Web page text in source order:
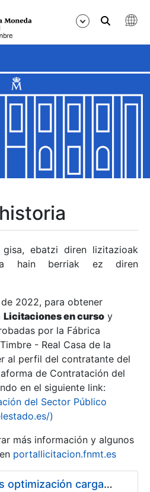
ebatzi diren lizitazioak
hain berriak ez diren
2022, para obtener
Licitaciones en curso y
por la Fábrica
- Real Casa de la
al perfil del contratante del
de Contratación del
en el siguiente link:
del Sector Público
)
más información y algunos
portallicitacion.fnmt.es
Pliego condiciones optimización cargas compras firmado